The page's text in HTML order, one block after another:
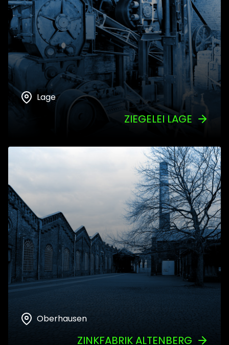
Lage
ZIEGELEI LAGE
Oberhausen
ZINKFABRIK ALTENBERG